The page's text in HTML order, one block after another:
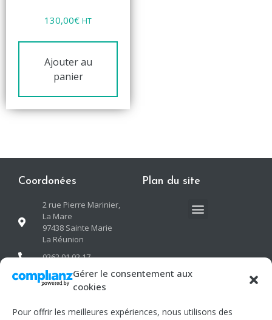
Gérer le consentement aux
cookies
Pour offrir les meilleures expériences, nous utilisons des
Note
0
5
130,00€ HT
Ajouter au
panier
Coordonées
2 rue Pierre Marinier,
La Mare
97438 Sainte Marie
La Réunion
0262 01 02 17
contact@neogreen-
oi.com
Plan du site